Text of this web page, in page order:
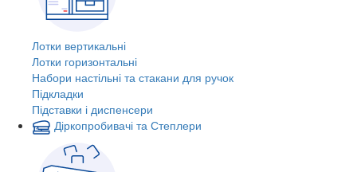
Лотки вертикальні
Лотки горизонтальні
Набори настільні та стакани для ручок
Підкладки
Підставки і диспенсери
Діркопробивачі та Степлери